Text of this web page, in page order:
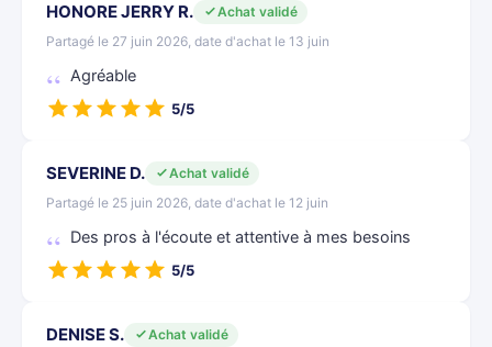
HONORE JERRY R.
Achat validé
Partagé le 27 juin 2026, date d'achat le 13 juin
Agréable
5/5
SEVERINE D.
Achat validé
Partagé le 25 juin 2026, date d'achat le 12 juin
Des pros à l'écoute et attentive à mes besoins
5/5
DENISE S.
Achat validé